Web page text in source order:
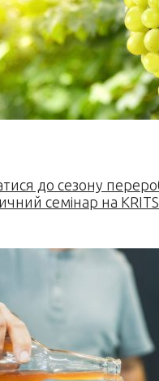
до сезону
семінар на